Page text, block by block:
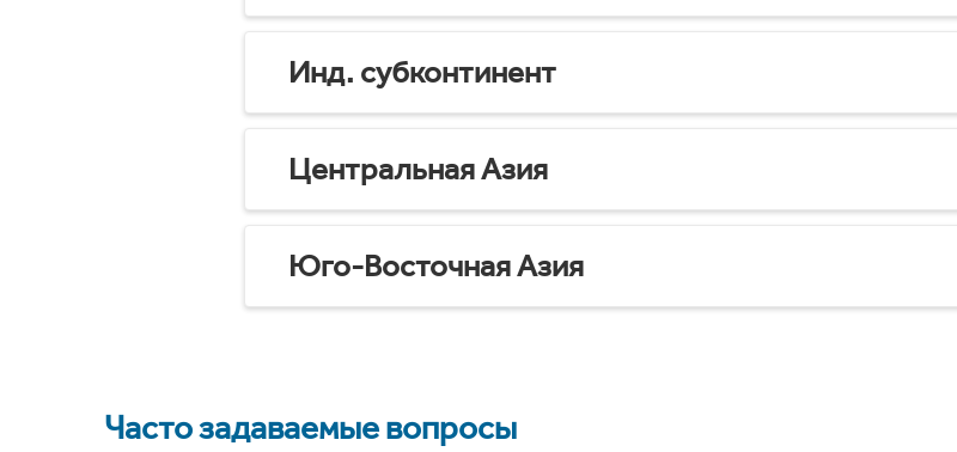
Инд. субконтинент
Центральная Азия
Юго-Восточная Азия
Часто задаваемые вопросы